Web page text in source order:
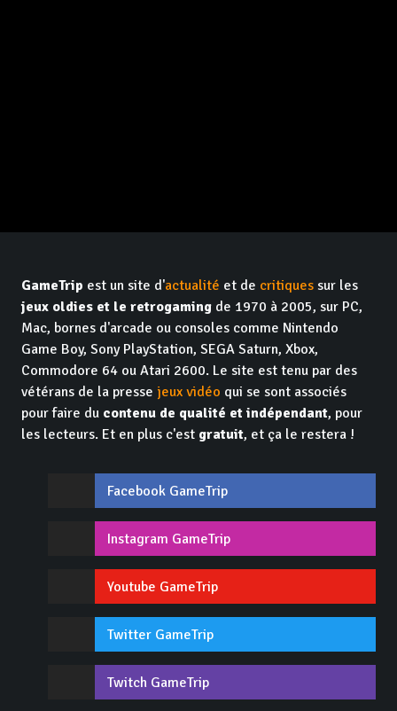
GameTrip est un site d'actualité et de critiques sur les
jeux oldies et le retrogaming de 1970 à 2005, sur PC,
Mac, bornes d'arcade ou consoles comme Nintendo
Game Boy, Sony PlayStation, SEGA Saturn, Xbox,
Commodore 64 ou Atari 2600. Le site est tenu par des
vétérans de la presse jeux vidéo qui se sont associés
pour faire du contenu de qualité et indépendant, pour
les lecteurs. Et en plus c'est gratuit, et ça le restera !
Facebook GameTrip
Instagram GameTrip
Youtube GameTrip
Twitter GameTrip
Twitch GameTrip